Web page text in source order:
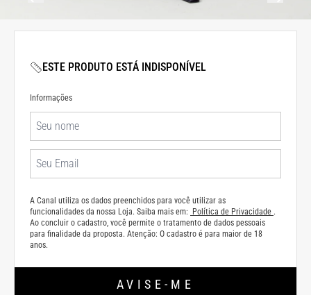
ESTE PRODUTO ESTÁ INDISPONÍVEL
Informações
A Canal utiliza os dados preenchidos para você utilizar as
funcionalidades da nossa Loja. Saiba mais em:
Política de Privacidade .
Ao concluir o cadastro, você permite o tratamento de dados pessoais
para finalidade da proposta. Atenção: O cadastro é para maior de 18
anos.
AVISE-ME